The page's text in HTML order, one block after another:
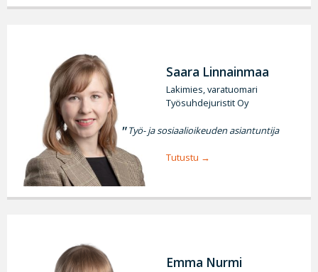
Saara Linnainmaa
Lakimies, varatuomari
Työsuhdejuristit Oy
Työ- ja sosiaalioikeuden asiantuntija
Tutustu
Emma Nurmi